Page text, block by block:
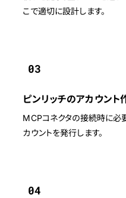
こで適切に設計します。
03
ピンリッチのアカウント
MCPコネクタの接続時に必
カウントを発行します。
04